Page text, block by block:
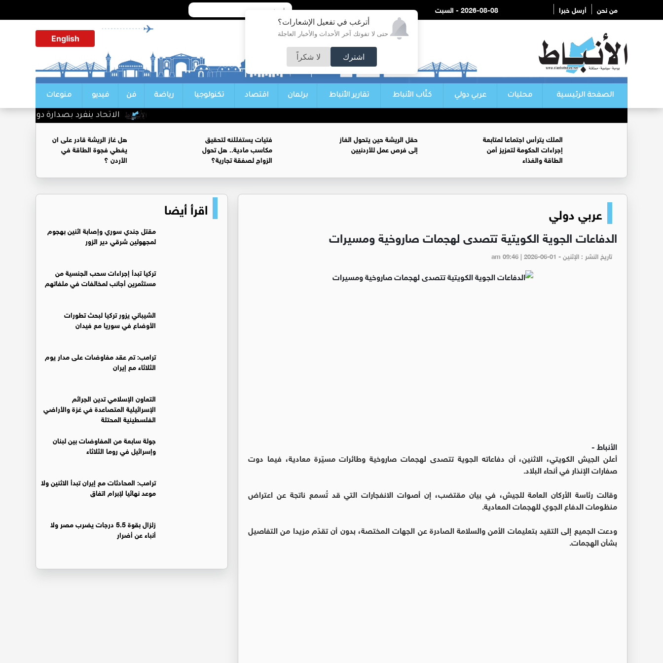
أترغب في تفعيل الإشعارات؟
حتى لا تفوتك آخر الأحداث والأخبار العاجلة
اشترك لا شكراً
من نحن أرسل خبرا 2026-08-08 - السبت
English
الصفحة الرئيسية محليات عربي دولي كتّاب الأنباط تقارير الأنباط برلمان اقتصاد تكنولوجيا رياضة فن فيديو منوعات
الاتحاد ينفرد بصدارة دوري الناشئات
الملك يترأس اجتماعا لمتابعة
إجراءات الحكومة لتعزيز أمن
الطاقة والغذاء
حقل الريشة حين يتحول الغاز
إلى فرص عمل للأردنيين
فتيات يستغللنه لتحقيق
مكاسب مادية.. هل تحول
الزواج لصفقة تجارية؟
هل غاز الريشة قادر على ان
يغطي فجوة الطاقة في
الأردن ؟
عربي دولي
الدفاعات الجوية الكويتية تتصدى لهجمات صاروخية ومسيرات
تاريخ النشر : الإثنين - am 09:46 | 2026-06-01
الأنباط -
أعلن الجيش الكويتي، الاثنين، أن دفاعاته الجوية تتصدى لهجمات صاروخية وطائرات مسيّرة معادية، فيما دوت
صفارات الإنذار في أنحاء البلاد.
وقالت رئاسة الأركان العامة للجيش، في بيان مقتضب، إن أصوات الانفجارات التي قد تُسمع ناتجة عن اعتراض
منظومات الدفاع الجوي للهجمات المعادية.
ودعت الجميع إلى التقيد بتعليمات الأمن والسلامة الصادرة عن الجهات المختصة، بدون أن تقدّم مزيدا من التفاصيل
بشأن الهجمات.
اقرأ أيضا
مقتل جندي سوري وإصابة اثنين بهجوم
لمجهولين شرقي دير الزور
تركيا تبدأ إجراءات سحب الجنسية من
مستثمرين أجانب لمخالفات في ملفاتهم
‏الشيباني يزور تركيا لبحث تطورات
الأوضاع في سوريا مع فيدان
ترامب: تم عقد مفاوضات على مدار يوم
الثلاثاء مع إيران
التعاون الإسلامي تدين الجرائم
الإسرائيلية المتصاعدة في غزة والأراضي
الفلسطينية المحتلة
جولة سابعة من المفاوضات بين لبنان
وإسرائيل في روما الثلاثاء
ترامب: المحادثات مع إيران تبدأ الاثنين ولا
موعد نهائيا لإبرام اتفاق
زلزال بقوة 5.5 درجات يضرب مصر ولا
أنباء عن أضرار